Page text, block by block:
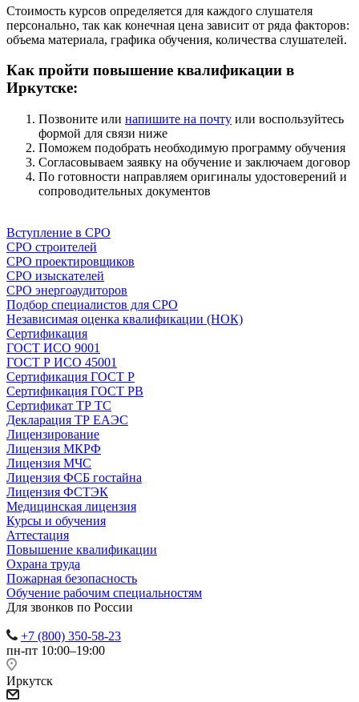
Стоимость курсов определяется для каждого слушателя
персонально, так как конечная цена зависит от ряда факторов:
объема материала, графика обучения, количества слушателей.
Как пройти повышение квалификации в
Иркутске:
Позвоните или напишите на почту или воспользуйтесь
формой для связи ниже
Поможем подобрать необходимую программу обучения
Согласовываем заявку на обучение и заключаем договор
По готовности направляем оригиналы удостоверений и
сопроводительных документов
Вступление в СРО
СРО строителей
СРО проектировщиков
СРО изыскателей
СРО энергоаудиторов
Подбор специалистов для СРО
Независимая оценка квалификации (НОК)
Сертификация
ГОСТ ИСО 9001
ГОСТ Р ИСО 45001
Сертификация ГОСТ Р
Сертификация ГОСТ РВ
Сертификат ТР ТС
Декларация ТР ЕАЭС
Лицензирование
Лицензия МКРФ
Лицензия МЧС
Лицензия ФСБ гостайна
Лицензия ФСТЭК
Медицинская лицензия
Курсы и обучения
Аттестация
Повышение квалификации
Охрана труда
Пожарная безопасность
Обучение рабочим специальностям
Для звонков по России
+7 (800) 350-58-23
пн-пт 10:00–19:00
Иркутск